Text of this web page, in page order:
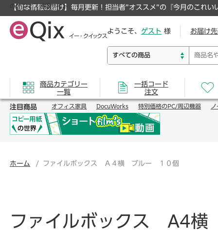
【旬な情報お届け】毎月更新！担当者”オススメ”の『今月のこれい
のオフィス通販サイト
ようこそ、 ゲスト 様 お届け
商品カテゴリー
一覧
一括コード
注文
注目商品 オフィス家具 DocuWorks 特別価格のPC/周辺機器 ノ
ホーム ファイルボックス Ａ４横 ブルー １０個
ファイルボックス A4